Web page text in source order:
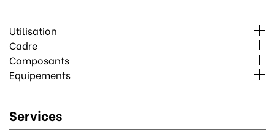
Utilisation
Cadre
Composants
Equipements
Services